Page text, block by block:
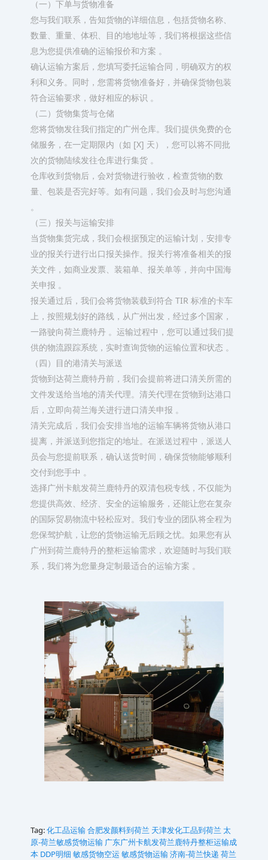
（一）下单与货物准备​
您与我们联系，告知货物的详细信息，包括货物名称、
数量、重量、体积、目的地地址等，我们将根据这些信
息为您提供准确的运输报价和方案 。​
确认运输方案后，您填写委托运输合同，明确双方的权
利和义务。同时，您需将货物准备好，并确保货物包装
符合运输要求，做好相应的标识 。​
（二）货物集货与仓储​
您将货物发往我们指定的广州仓库。我们提供免费的仓
储服务，在一定期限内（如 [X] 天），您可以将不同批
次的货物陆续发往仓库进行集货 。​
仓库收到货物后，会对货物进行验收，检查货物的数
量、包装是否完好等。如有问题，我们会及时与您沟通
。​
（三）报关与运输安排​
当货物集货完成，我们会根据预定的运输计划，安排专
业的报关行进行出口报关操作。报关行将准备相关的报
关文件，如商业发票、装箱单、报关单等，并向中国海
关申报 。​
报关通过后，我们会将货物装载到符合 TIR 标准的卡车
上，按照规划好的路线，从广州出发，经过多个国家，
一路驶向荷兰鹿特丹 。运输过程中，您可以通过我们提
供的物流跟踪系统，实时查询货物的运输位置和状态 。​
（四）目的港清关与派送​
货物到达荷兰鹿特丹前，我们会提前将进口清关所需的
文件发送给当地的清关代理。清关代理在货物到达港口
后，立即向荷兰海关进行进口清关申报 。​
清关完成后，我们会安排当地的运输车辆将货物从港口
提离，并派送到您指定的地址。在派送过程中，派送人
员会与您提前联系，确认送货时间，确保货物能够顺利
交付到您手中 。​
选择广州卡航发荷兰鹿特丹的双清包税专线，不仅能为
您提供高效、经济、安全的运输服务，还能让您在复杂
的国际贸易物流中轻松应对。我们专业的团队将全程为
您保驾护航，让您的货物运输无后顾之忧。如果您有从
广州到荷兰鹿特丹的整柜运输需求，欢迎随时与我们联
系，我们将为您量身定制最适合的运输方案 。
Tag:化工品运输合肥发颜料到荷兰 天津发化工品到荷兰 太
原-荷兰敏感货物运输 广东广州卡航发荷兰鹿特丹整柜运输成
本 DDP明细 敏感货物空运敏感货物运输济南-荷兰快递 荷兰